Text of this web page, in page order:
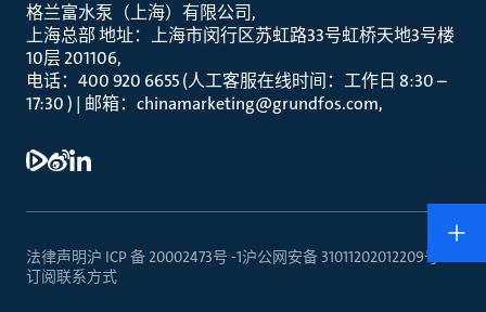
格兰富水泵（上海）有限公司
上海总部 地址：上海市闵行区苏虹路33号虹桥天地3号楼
10层 201106
电话：400 920 6655 (人工客服在线时间：工作日 8:30 –
17:30 ) | 邮箱：chinamarketing@grundfos.com
法律声明沪 ICP 备 20002473号 -1沪公网安备 31011202012209号
订阅联系方式